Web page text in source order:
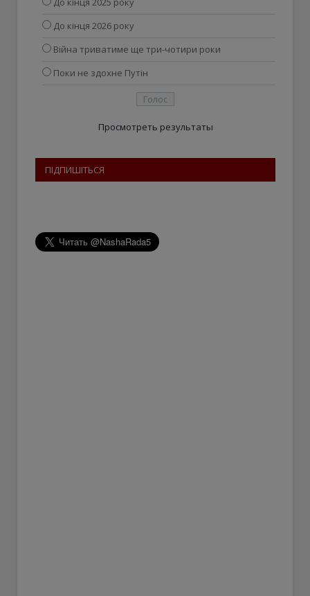
До кінця 2026 року
Війна триватиме ще три-чотири роки
Поки не здохне Путін
Просмотреть результаты
ПІДПИШІТЬСЯ